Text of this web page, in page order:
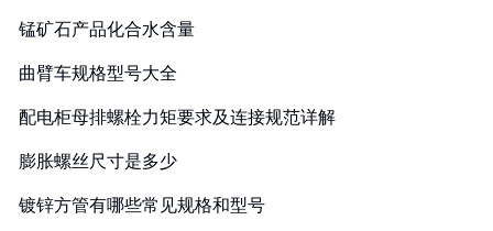
锰矿石产品化合水含量
曲臂车规格型号大全
配电柜母排螺栓力矩要求及连接规范详解
膨胀螺丝尺寸是多少
镀锌方管有哪些常见规格和型号